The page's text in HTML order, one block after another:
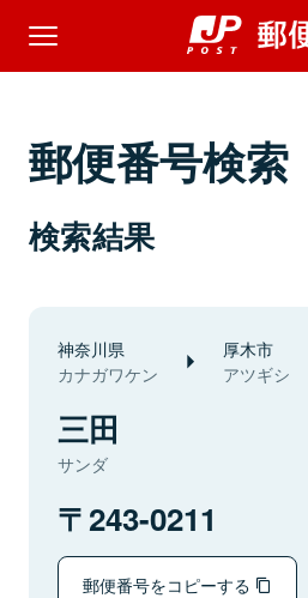
郵便番号検索
検索結果
神奈川県
カナガワケン
厚木市
アツギシ
三田
サンダ
243-0211
郵便番号をコピーする